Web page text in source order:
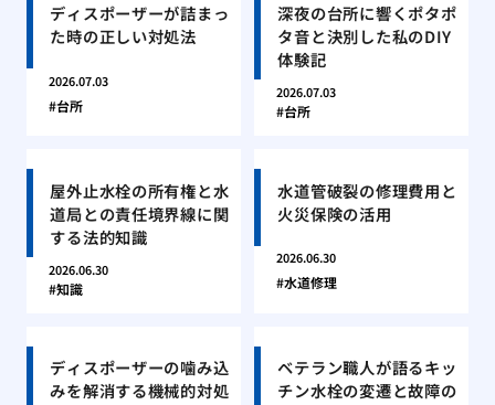
ディスポーザーが詰まっ
た時の正しい対処法
2026.07.03
台所
深夜の台所に響くポタポ
タ音と決別した私のDIY
体験記
2026.07.03
台所
屋外止水栓の所有権と水
道局との責任境界線に関
する法的知識
2026.06.30
知識
水道管破裂の修理費用と
火災保険の活用
2026.06.30
水道修理
ディスポーザーの噛み込
みを解消する機械的対処
ベテラン職人が語るキッ
チン水栓の変遷と故障の